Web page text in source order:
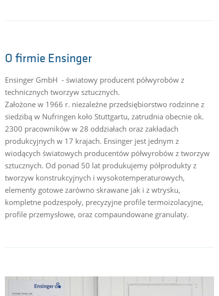
O firmie Ensinger
Ensinger GmbH - światowy producent półwyrobów z
technicznych tworzyw sztucznych.
Założone w 1966 r. niezależne przedsiębiorstwo rodzinne z
siedzibą w Nufringen koło Stuttgartu, zatrudnia obecnie ok.
2300 pracowników w 28 oddziałach oraz zakładach
produkcyjnych w 17 krajach. Ensinger jest jednym z
wiodących światowych producentów półwyrobów z tworzyw
sztucznych. Od ponad 50 lat produkujemy półprodukty z
tworzyw konstrukcyjnych i wysokotemperaturowych,
elementy gotowe zarówno skrawane jak i z wtrysku,
kompletne podzespoły, precyzyjne profile termoizolacyjne,
profile przemysłowe, oraz compaundowane granulaty.